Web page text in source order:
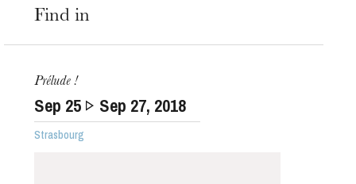
Find in
Prélude !
Sep 25 Sep 27, 2018
Strasbourg